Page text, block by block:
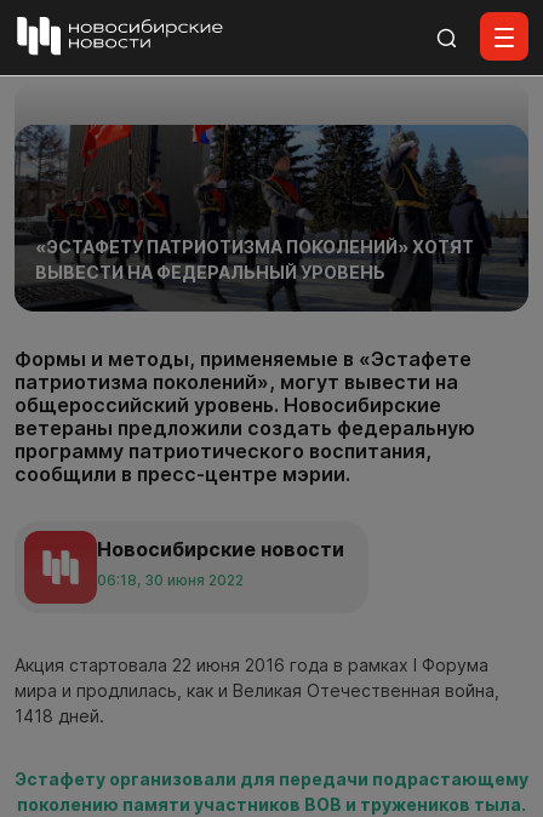
«ЭСТАФЕТУ ПАТРИОТИЗМА ПОКОЛЕНИЙ» ХОТЯТ
ВЫВЕСТИ НА ФЕДЕРАЛЬНЫЙ УРОВЕНЬ
Формы и методы, применяемые в «Эстафете
патриотизма поколений», могут вывести на
общероссийский уровень. Новосибирские
ветераны предложили создать федеральную
программу патриотического воспитания,
сообщили в пресс-центре мэрии.
Новосибирские новости
06:18, 30 июня 2022
Акция стартовала 22 июня 2016 года в рамках I Форума
мира и продлилась, как и Великая Отечественная война,
1418 дней.
Эстафету организовали для передачи подрастающему
поколению памяти участников ВОВ и тружеников тыла.